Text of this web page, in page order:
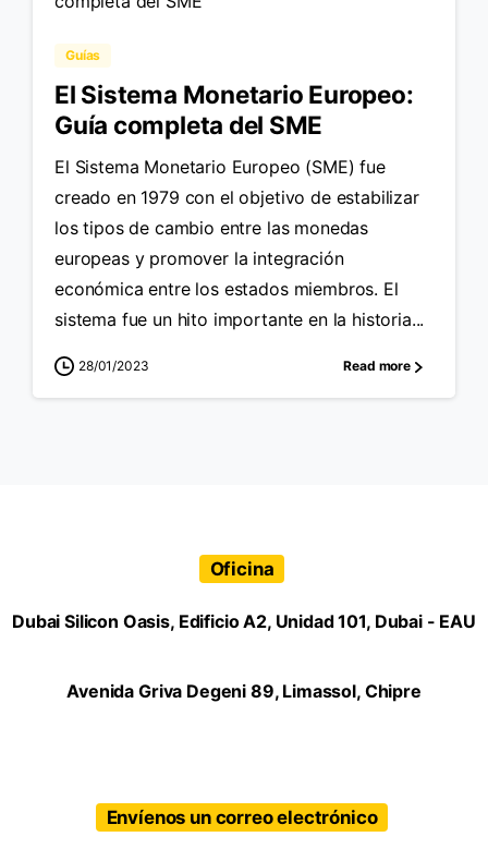
Guías
El Sistema Monetario Europeo:
Guía completa del SME
El Sistema Monetario Europeo (SME) fue
creado en 1979 con el objetivo de estabilizar
los tipos de cambio entre las monedas
europeas y promover la integración
económica entre los estados miembros. El
sistema fue un hito importante en la historia...
28/01/2023 Read more
Oficina
Dubai Silicon Oasis, Edificio A2, Unidad 101, Dubai - EAU
Avenida Griva Degeni 89, Limassol, Chipre
Envíenos un correo electrónico